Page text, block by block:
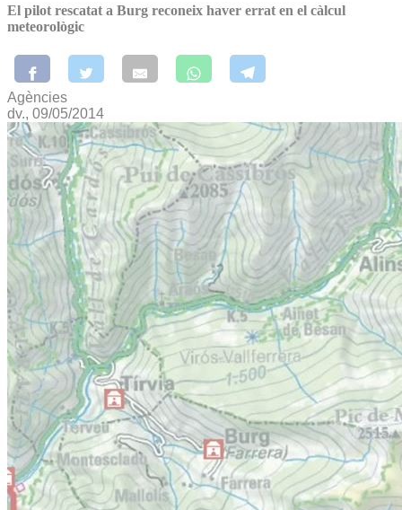
El pilot rescatat a Burg reconeix haver errat en el càlcul
meteorològic
Agències
dv., 09/05/2014